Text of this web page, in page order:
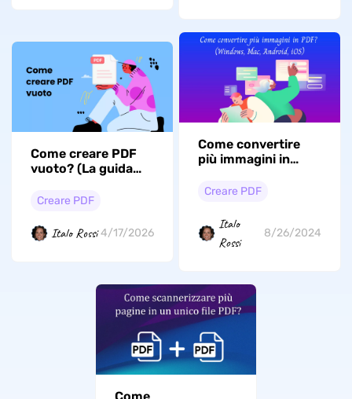
Come creare PDF
vuoto? (La guida
Creare PDF
Italo Rossi 4/17/2026
Come convertire
più immagini in
Android, iOS)?
Creare PDF
Italo
Rossi
8/26/2024
Come